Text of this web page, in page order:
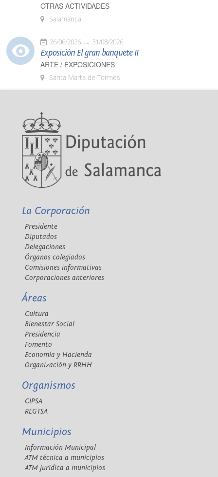
OTRAS ACTIVIDADES
Salamanca
26/06/2026 31/08/2026
Exposición El gran banquete II
ARTE / EXPOSICIONES
Santa Marta de Tormes
La Corporación
Presidente
Diputados
Delegaciones
Órganos colegiados
Comisiones informativas
Corporaciones anteriores
Áreas
Cultura
Bienestar Social
Presidencia
Fomento
Economía y Hacienda
Organización y RRHH
Organismos
CIPSA
REGTSA
Municipios
Información Municipal
ATM técnica a municipios
ATM jurídica a municipios